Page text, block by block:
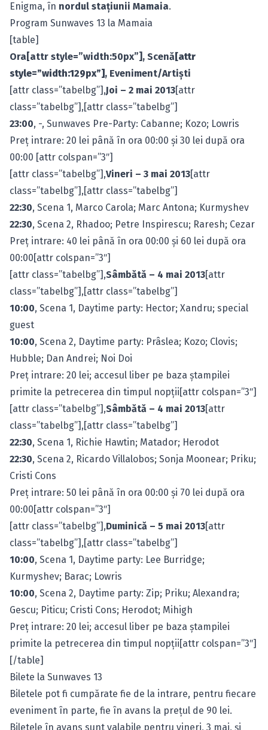
Enigma, în nordul staţiunii Mamaia.
Program Sunwaves 13 la Mamaia
[table]
Ora[attr style=”width:50px”], Scenă [attr
style=”width:129px”] , Eveniment/Artişti
[attr class=”tabelbg”],Joi – 2 mai 2013[attr
class=”tabelbg”],[attr class=”tabelbg”]
23:00, -, Sunwaves Pre-Party: Cabanne; Kozo; Lowris
Preţ intrare: 20 lei până în ora 00:00 şi 30 lei după ora
00:00 [attr colspan=”3″]
[attr class=”tabelbg”],Vineri – 3 mai 2013[attr
class=”tabelbg”],[attr class=”tabelbg”]
22:30, Scena 1, Marco Carola; Marc Antona; Kurmyshev
22:30, Scena 2, Rhadoo; Petre Inspirescu; Raresh; Cezar
Preţ intrare: 40 lei până în ora 00:00 şi 60 lei după ora
00:00[attr colspan=”3″]
[attr class=”tabelbg”],Sâmbătă – 4 mai 2013[attr
class=”tabelbg”],[attr class=”tabelbg”]
10:00, Scena 1, Daytime party: Hector; Xandru; special
guest
10:00, Scena 2, Daytime party: Prâslea; Kozo; Clovis;
Hubble; Dan Andrei; Noi Doi
Preţ intrare: 20 lei; accesul liber pe baza ştampilei
primite la petrecerea din timpul nopţii[attr colspan=”3″]
[attr class=”tabelbg”],Sâmbătă – 4 mai 2013[attr
class=”tabelbg”],[attr class=”tabelbg”]
22:30, Scena 1, Richie Hawtin; Matador; Herodot
22:30, Scena 2, Ricardo Villalobos; Sonja Moonear; Priku;
Cristi Cons
Preţ intrare: 50 lei până în ora 00:00 şi 70 lei după ora
00:00[attr colspan=”3″]
[attr class=”tabelbg”],Duminică – 5 mai 2013[attr
class=”tabelbg”],[attr class=”tabelbg”]
10:00, Scena 1, Daytime party: Lee Burridge;
Kurmyshev; Barac; Lowris
10:00, Scena 2, Daytime party: Zip; Priku; Alexandra;
Gescu; Piticu; Cristi Cons; Herodot; Mihigh
Preţ intrare: 20 lei; accesul liber pe baza ştampilei
primite la petrecerea din timpul nopţii[attr colspan=”3″]
[/table]
Bilete la Sunwaves 13
Biletele pot fi cumpărate fie de la intrare, pentru fiecare
eveniment în parte, fie în avans la preţul de 90 lei.
Biletele în avans sunt valabile pentru vineri, 3 mai, şi